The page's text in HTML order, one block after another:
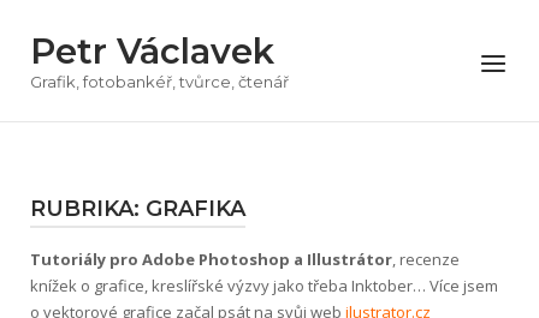
obsah
Petr Václavek
Grafik, fotobankéř, tvůrce, čtenář
Menu
RUBRIKA: GRAFIKA
Tutoriály pro Adobe Photoshop a Illustrátor, recenze
knížek o grafice, kreslířské výzvy jako třeba Inktober… Více jsem
o vektorové grafice začal psát na svůj web ilustrator.cz